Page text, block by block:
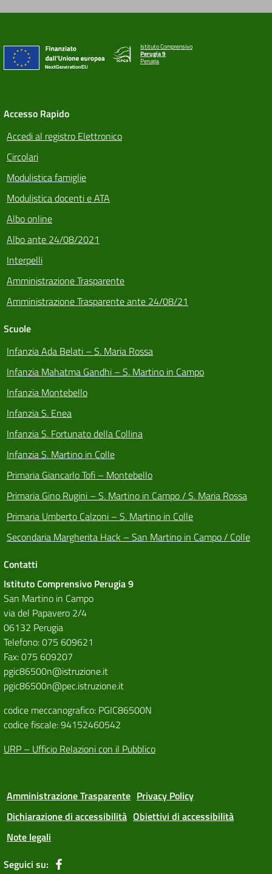
Istituto Comprensivo
Perugia 9
Perugia
Accesso Rapido
Accedi al registro Elettronico
Circolari
Modulistica famiglie
Modulistica docenti e ATA
Albo online
Albo ante 24/08/2021
Interpelli
Amministrazione Trasparente
Amministrazione Trasparente ante 24/08/21
Scuole
Infanzia Ada Belati – S. Maria Rossa
Infanzia Mahatma Gandhi – S. Martino in Campo
Infanzia Montebello
Infanzia S. Enea
Infanzia S. Fortunato della Collina
Infanzia S. Martino in Colle
Primaria Giancarlo Tofi – Montebello
Primaria Gino Rugini – S. Martino in Campo / S. Maria Rossa
Primaria Umberto Calzoni – S. Martino in Colle
Secondaria Margherita Hack – San Martino in Campo / Colle
Contatti
Istituto Comprensivo Perugia 9
San Martino in Campo
via del Papavero 2/4
06132 Perugia
Telefono: 075 609621
Fax: 075 609207
pgic86500n@istruzione.it
pgic86500n@pec.istruzione.it
codice meccanografico: PGIC86500N
codice fiscale: 94152460542
URP – Ufficio Relazioni con il Pubblico
Amministrazione Trasparente Privacy Policy
Dichiarazione di accessibilità Obiettivi di accessibilità
Note legali
Seguici su: